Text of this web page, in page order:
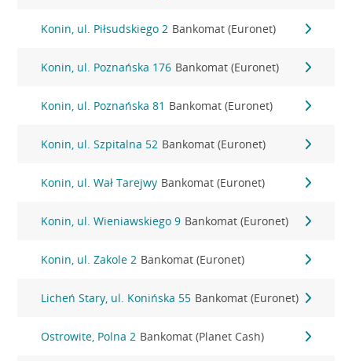
Konin, ul. Piłsudskiego 2 Bankomat (Euronet)
Konin, ul. Poznańska 176 Bankomat (Euronet)
Konin, ul. Poznańska 81 Bankomat (Euronet)
Konin, ul. Szpitalna 52 Bankomat (Euronet)
Konin, ul. Wał Tarejwy Bankomat (Euronet)
Konin, ul. Wieniawskiego 9 Bankomat (Euronet)
Konin, ul. Zakole 2 Bankomat (Euronet)
Licheń Stary, ul. Konińska 55 Bankomat (Euronet)
Ostrowite, Polna 2 Bankomat (Planet Cash)